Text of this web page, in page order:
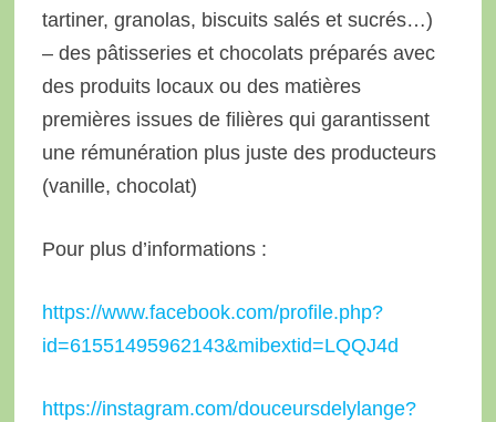
tartiner, granolas, biscuits salés et sucrés…)
– des pâtisseries et chocolats préparés avec
des produits locaux ou des matières
premières issues de filières qui garantissent
une rémunération plus juste des producteurs
(vanille, chocolat)
Pour plus d’informations :
https://www.facebook.com/profile.php?
id=61551495962143&mibextid=LQQJ4d
https://instagram.com/douceursdelylange?